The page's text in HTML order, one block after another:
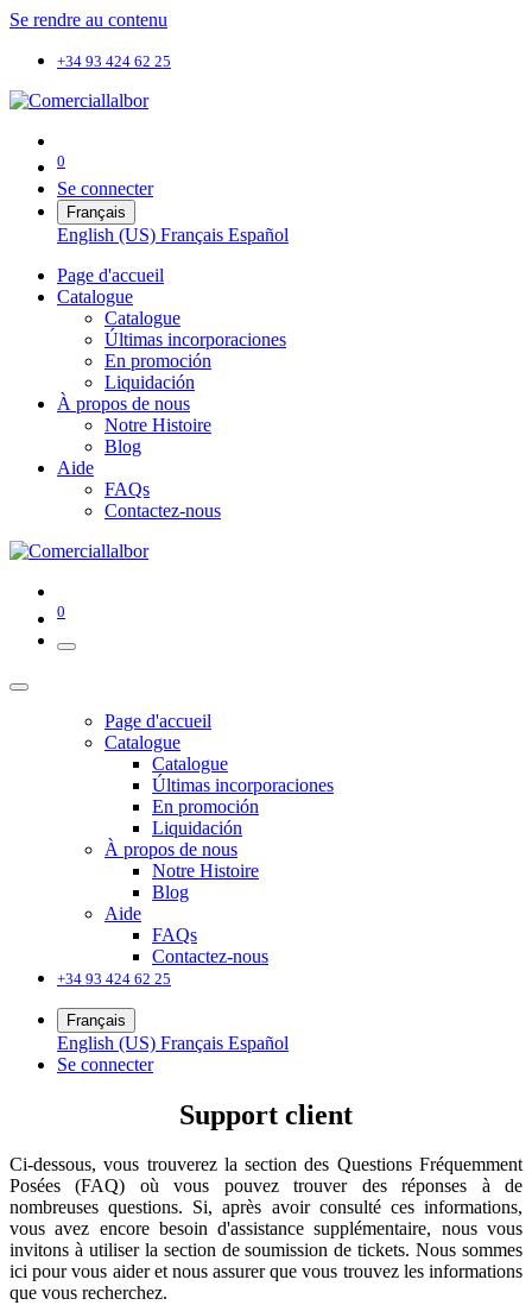
Se rendre au contenu
+34 93 424 62 25
0
Se connecter
Français
English (US) Français Español
Page d'accueil
Catalogue
Catalogue
Últimas incorporaciones
En promoción
Liquidación
À propos de nous
Notre Histoire
Blog
Aide
FAQs
Contactez-nous
0
Page d'accueil
Catalogue
Catalogue
Últimas incorporaciones
En promoción
Liquidación
À propos de nous
Notre Histoire
Blog
Aide
FAQs
Contactez-nous
+34 93 424 62 25
Français
English (US) Français Español
Se connecter
Support client
Ci-dessous, vous trouverez la section des Questions Fréquemment
Posées (FAQ) où vous pouvez trouver des réponses à de
nombreuses questions. Si, après avoir consulté ces informations,
vous avez encore besoin d'assistance supplémentaire, nous vous
invitons à utiliser la section de soumission de tickets. Nous sommes
ici pour vous aider et nous assurer que vous trouvez les informations
que vous recherchez.